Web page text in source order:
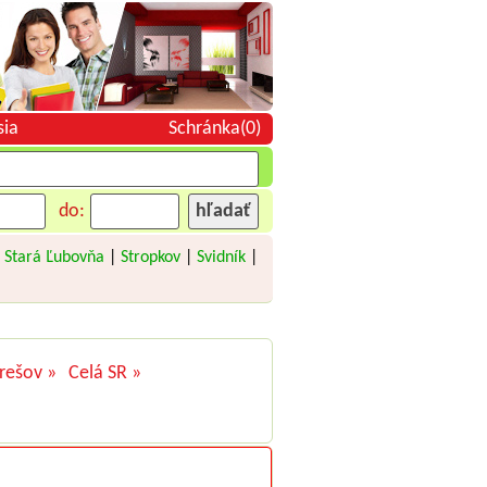
Schránka(0)
do:
Stará Ľubovňa Stropkov| Svidník|
» Celá SR »